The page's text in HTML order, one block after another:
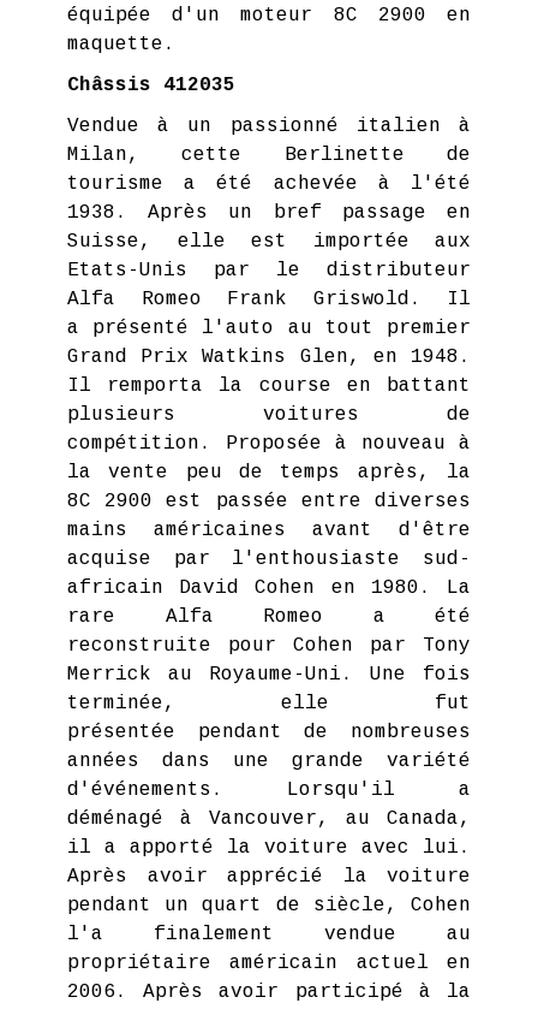
équipée d'un moteur 8C 2900 en
maquette.
Châssis 412035
Vendue à un passionné italien à
Milan, cette Berlinette de
tourisme a été achevée à l'été
1938. Après un bref passage en
Suisse, elle est importée aux
Etats-Unis par le distributeur
Alfa Romeo Frank Griswold. Il
a présenté l'auto au tout premier
Grand Prix Watkins Glen, en 1948.
Il remporta la course en battant
plusieurs voitures de
compétition. Proposée à nouveau à
la vente peu de temps après, la
8C 2900 est passée entre diverses
mains américaines avant d'être
acquise par l'enthousiaste sud-
africain David Cohen en 1980. La
rare Alfa Romeo a été
reconstruite pour Cohen par Tony
Merrick au Royaume-Uni. Une fois
terminée, elle fut
présentée pendant de nombreuses
années dans une grande variété
d'événements. Lorsqu'il a
déménagé à Vancouver, au Canada,
il a apporté la voiture avec lui.
Après avoir apprécié la voiture
pendant un quart de siècle, Cohen
l'a finalement vendue au
propriétaire américain actuel en
2006. Après avoir participé à la